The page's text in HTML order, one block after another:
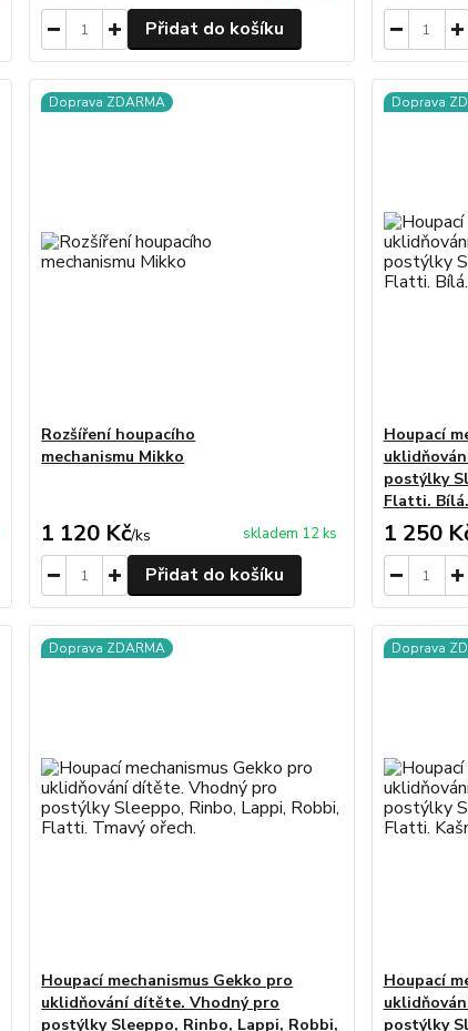
Přidat do košíku
Doprava ZDARMA
Rozšíření houpacího
mechanismu Mikko
1 120 Kč/ks skladem 12 ks
Přidat do košíku
Doprava
Houpací
postýlky
Flatti. Bílá.
1 250
Doprava ZDARMA
Houpací mechanismus Gekko pro
uklidňování dítěte. Vhodný pro
postýlky Sleeppo, Rinbo, Lappi, Robbi,
Doprava
Houpací
postýlky